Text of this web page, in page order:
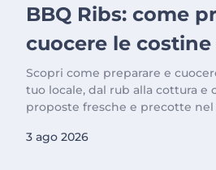
BBQ Ribs: come
cuocere le
Scopri come preparare e
tuo locale, dal rub alla cottura e
proposte fresche e precotte nel
3 ago 2026